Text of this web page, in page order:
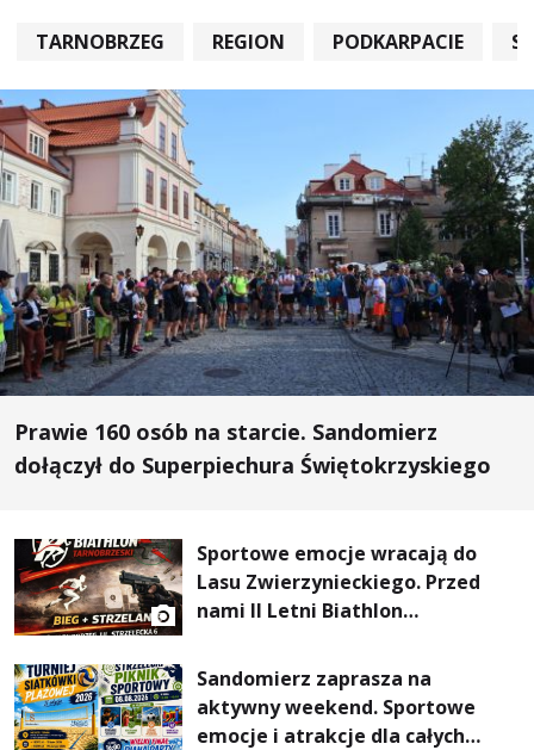
TARNOBRZEG REGION PODKARPACIE
Prawie 160 osób na starcie. Sandomierz
dołączył do Superpiechura Świętokrzyskiego
Sportowe emocje wracają do
Lasu Zwierzynieckiego. Przed
nami II Letni Biathlon
Sandomierz zaprasza na
aktywny weekend. Sportowe
emocje i atrakcje dla całych